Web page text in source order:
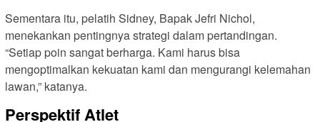
Sementara itu, pelatih Sidney, Bapak Jefri Nichol,
menekankan pentingnya strategi dalam pertandingan.
“Setiap poin sangat berharga. Kami harus bisa
mengoptimalkan kekuatan kami dan mengurangi kelemahan
lawan,” katanya.
Perspektif Atlet